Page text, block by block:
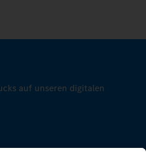
auf unseren digitalen